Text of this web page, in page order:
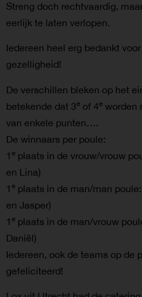
Streng doch rechtvaardig,
eerlijk te laten verlopen.
Iedereen heel erg bedankt
gezelligheid!
De verschillen bleken op het
betekende dat 3e of 4e worden
van enkele punten….
De winnaars per poule:
1 e plaats in de vrouw/vrouw
en Lina)
1 e plaats in de man/man
en Jasper)
1 e plaats in de man/vrouw
Daniël)
Iedereen, ook de teams op de
gefeliciteerd!